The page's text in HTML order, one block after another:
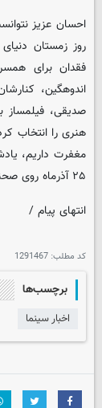
احسان عزیز
روز زمستان
فقدان برای
اندوهگین،
صدیقی، فیلمساز
هنری را انتخاب
مغفرت داریم،
۲۵ آذرماه روی صحنه تالار وحدت را در ذهن حفظ خواهیم کرد.»
انتهای پیام /
کد مطلب: 1291467
برچسب‌ها
اخبار سینما